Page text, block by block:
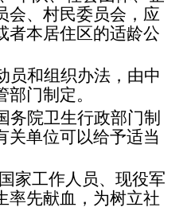
会、村民委员会，应
者本居住区的适龄公
员和组织办法，由中
门制定。
务院卫生行政部门制
关单位可以给予适当
家工作人员、现役军
率先献血，为树立社